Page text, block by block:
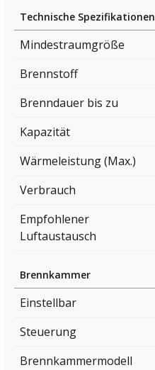
Technische Spezifikationen
Mindestraumgröße
Brennstoff
Brenndauer bis zu
Kapazität
Wärmeleistung (Max.)
Verbrauch
Empfohlener
Luftaustausch
Brennkammer
Einstellbar
Steuerung
Brennkammermodell